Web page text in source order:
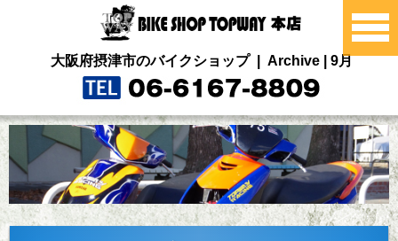
大阪府摂津市のバイクショップ | Archive | 9月